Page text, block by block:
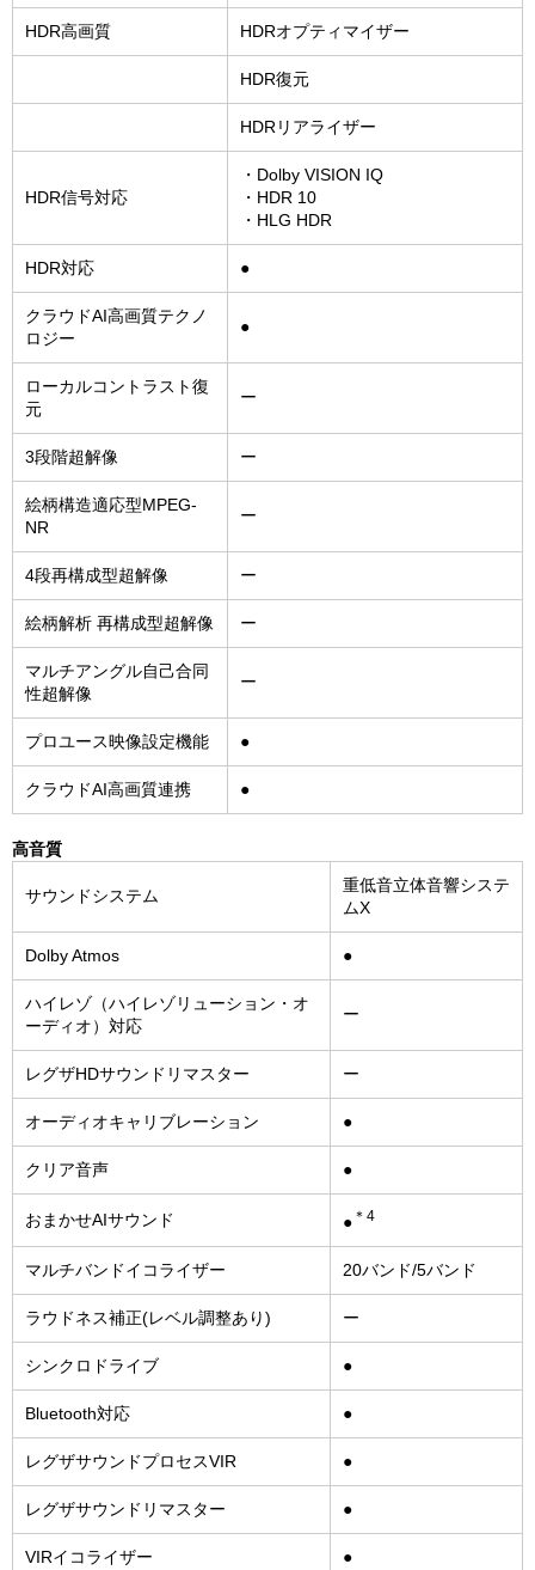
HDR高画質 HDRオプティマイザー
HDR復元
HDRリアライザー
HDR信号対応
・Dolby VISION IQ
・HDR 10
・HLG HDR
HDR対応 ●
クラウドAI高画質テクノ
ロジー
●
ローカルコントラスト復
元
ー
3段階超解像 ー
絵柄構造適応型MPEG-
NR
ー
4段再構成型超解像 ー
絵柄解析 再構成型超解像 ー
マルチアングル自己合同
性超解像
ー
プロユース映像設定機能 ●
クラウドAI高画質連携 ●
高音質
サウンドシステム
重低音立体音響システ
ムX
Dolby Atmos ●
ハイレゾ（ハイレゾリューション・オ
ーディオ）対応
ー
レグザHDサウンドリマスター ー
オーディオキャリブレーション ●
クリア音声 ●
おまかせAIサウンド ● ＊4
マルチバンドイコライザー 20バンド/5バンド
ラウドネス補正(レベル調整あり) ー
シンクロドライブ ●
Bluetooth対応 ●
レグザサウンドプロセスVIR ●
レグザサウンドリマスター ●
VIRイコライザー ●